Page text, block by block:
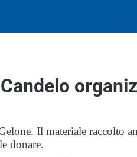
Il materiale raccolto
donare.